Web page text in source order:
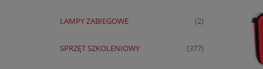
LAMPY ZABIEGOWE (2)
SPRZĘT SZKOLENIOWY (377)